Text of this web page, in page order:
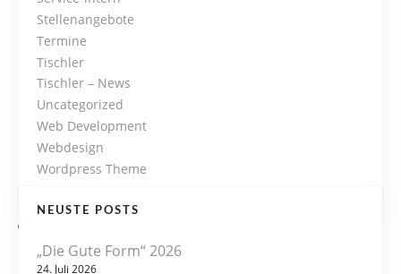
Stellenangebote
Termine
Tischler
Tischler – News
Uncategorized
Web Development
Webdesign
Wordpress Theme
NEUSTE POSTS
„Die Gute Form“ 2026
24. Juli 2026